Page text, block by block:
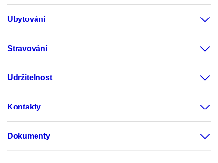
Ubytování
Stravování
Udržitelnost
Kontakty
Dokumenty